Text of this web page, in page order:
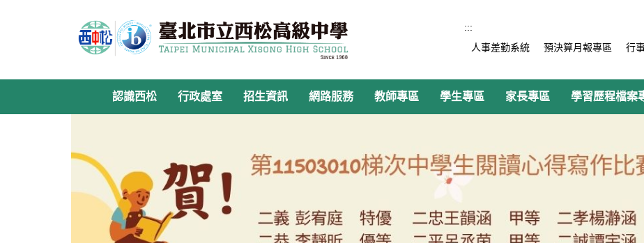
容
:::
人事差勤系統
預決算月報專區 行
認識西松 行政處室 招生資訊 網路服務 教師專區 學生專區 家長專區 學習歷程檔案